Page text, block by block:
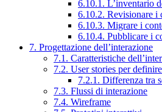
6.10.1. L’inventario
6.10.2. Revisionare i
6.10.3. Migrare i
6.10.4. Pubblicare i
7. Progettazione dell’interazione
7.1. Caratteristiche
7.2. User stories per
7.2.1. Differenza tra
7.3. Flussi di interazione
7.4. Wireframe